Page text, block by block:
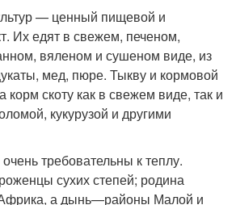
— ценный пищевой и
Их едят в свежем, печеном,
вяленом и сушеном виде, из
мед, пюре. Тыкву и кормовой
корм скоту как в свежем виде, так и
кукурузой и другими
требовательны к теплу.
сухих степей; родина
а дынь—районы Малой и